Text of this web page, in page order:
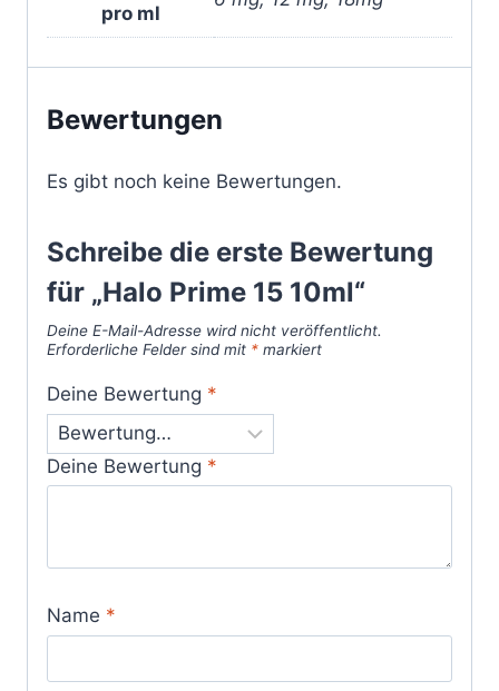
pro ml
Bewertungen
Es gibt noch keine Bewertungen.
Schreibe die erste Bewertung
für „Halo Prime 15 10ml“
Deine E-Mail-Adresse wird nicht veröffentlicht.
Erforderliche Felder sind mit * markiert
Deine Bewertung *
Deine Bewertung *
Name *